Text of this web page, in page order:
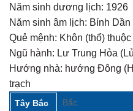
Năm sinh dương lịch: 1926
Năm sinh âm lịch: Bính Dần
Quẻ mệnh: Khôn (thổ)
Ngũ hành: Lư Trung Hỏa
Hướng nhà: hướng Đông
trạch
Tây Bắc Bắc